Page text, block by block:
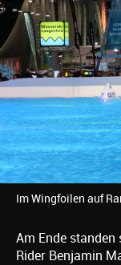
Im Wingfoilen auf
Am Ende
Rider Benjamin